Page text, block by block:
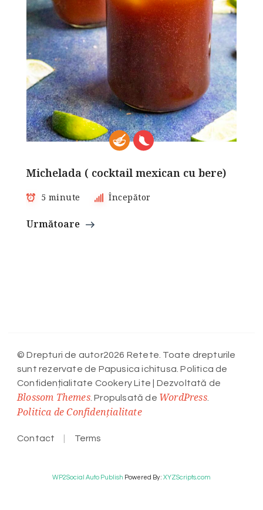
Michelada ( cocktail mexican cu bere)
5 minute Începător
Următoare
© Drepturi de autor2026 Retete. Toate drepturile
sunt rezervate de Papusica ichitusa. Politica de
Confidențialitate Cookery Lite | Dezvoltată de
Blossom Themes. Propulsată de WordPress.
Politica de Confidențialitate
Contact Terms
WP2Social Auto Publish Powered By : XYZScripts.com